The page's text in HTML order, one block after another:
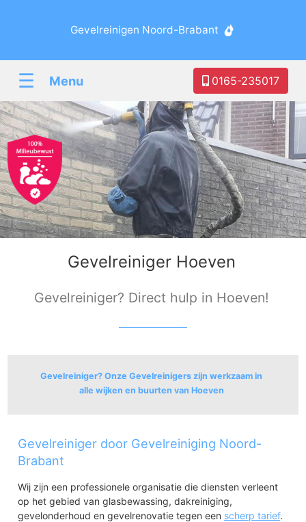
Gevelreinigen Noord-Brabant
☰ Menu 0165-235017
Gevelreiniger Hoeven
Gevelreiniger? Direct hulp in Hoeven!
Gevelreiniger? Onze Gevelreinigers zijn werkzaam in
alle wijken en buurten van Hoeven
Hoeven
Achter 't Hof
Gevelreiniger door Gevelreiniging Noord-
Brabant
Wij zijn een professionele organisatie die diensten verleent
op het gebied van glasbewassing, dakreiniging,
gevelonderhoud en gevelrenovatie tegen een scherp tarief.